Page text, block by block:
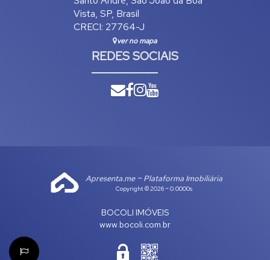
Vista, SP, Brasil
CRECI: 27764-J
ver no mapa
REDES SOCIAIS
Apresenta.me ~ Plataforma Imobiliária
Copyright © 2026 ~ 0.0000s
BOCOLI IMÓVEIS
www.bocoli.com.br